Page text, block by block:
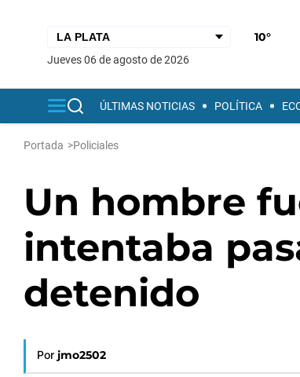
10°
jueves 06 de agosto de 2026
ÚLTIMAS NOTICIAS POLÍTICA
Portada >Policiales
Un hombre
intentaba
detenido
Por jmo2502